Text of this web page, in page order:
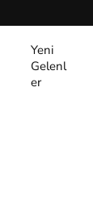
Yeni
Gelenl
er